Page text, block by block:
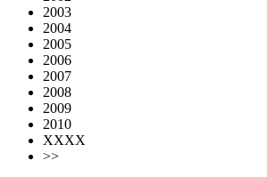
2003
2004
2005
2006
2007
2008
2009
2010
XXXX
>>